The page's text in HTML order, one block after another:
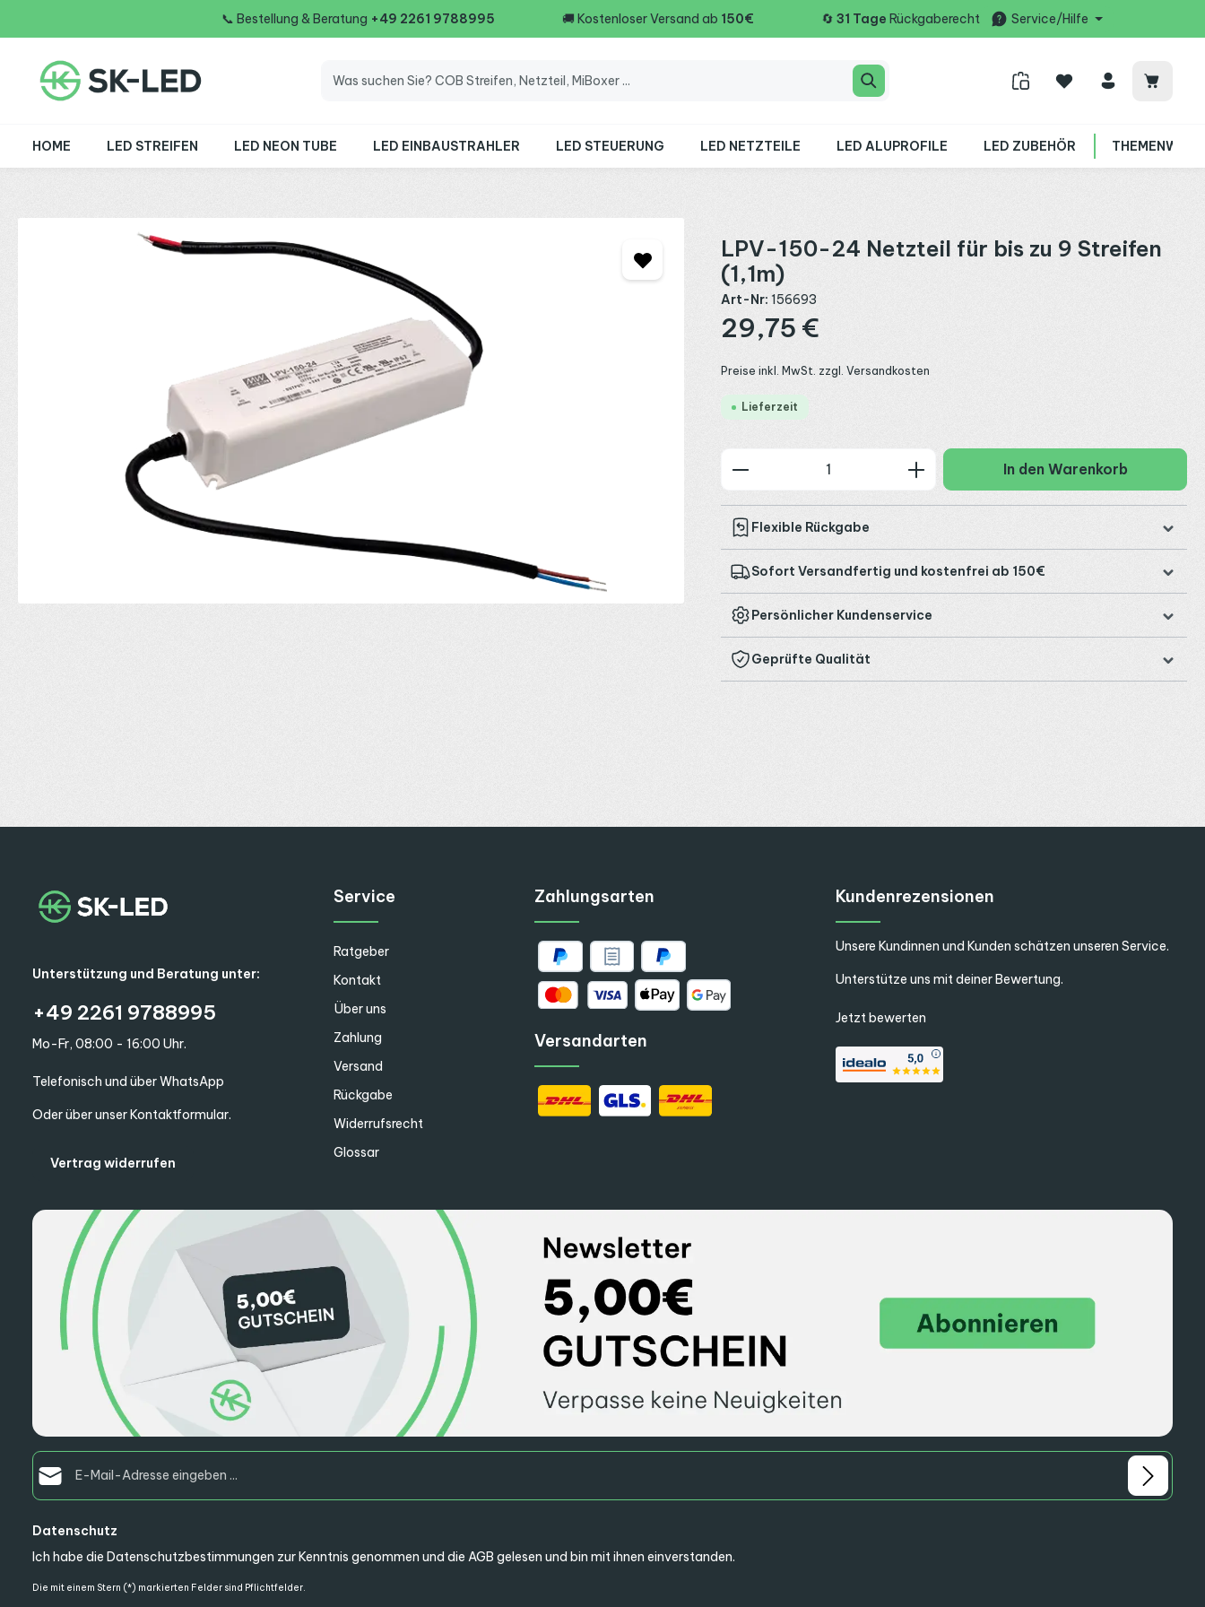
📞 Bestellung & Beratung +49 2261 9788995 🚚 Kostenloser Versand ab 150€ 🔄 31 Tage Rückgaberecht Service/Hilfe
HOME LED STREIFEN LED NEON TUBE LED EINBAUSTRAHLER LED STEUERUNG LED NETZTEILE LED ALUPROFILE LED ZUBEHÖR
LPV-150-24 Netzteil für bis zu 9 Streifen
(1,1m)
Art-Nr: 156693
Regulärer Preis:
29,75 €
Preise inkl. MwSt. zzgl. Versandkosten
Lieferzeit
Produkt Anzahl: Gib den gewünschten Wert
In den Warenkorb
Flexible Rückgabe
Sofort Versandfertig und kostenfrei ab 150€
Persönlicher Kundenservice
Geprüfte Qualität
Unterstützung und Beratung unter:
+49 2261 9788995
Mo-Fr, 08:00 - 16:00 Uhr.
Telefonisch und über WhatsApp
Oder über unserKontaktformular.
Vertrag widerrufen
Service
Ratgeber
Kontakt
Über uns
Zahlung
Versand
Rückgabe
Widerrufsrecht
Glossar
Zahlungsarten
Versandarten
Kundenrezensionen
Unsere Kundinnen und Kunden schätzen unseren Service.
Unterstütze uns mit deiner Bewertung.
Jetzt bewerten
E-Mail-Adresse*
Datenschutz
Ich habe die Datenschutzbestimmungen zur Kenntnis genommen und die AGB gelesen und bin mit ihnen einverstanden.
Die mit einem Stern (*) markierten Felder sind Pflichtfelder.